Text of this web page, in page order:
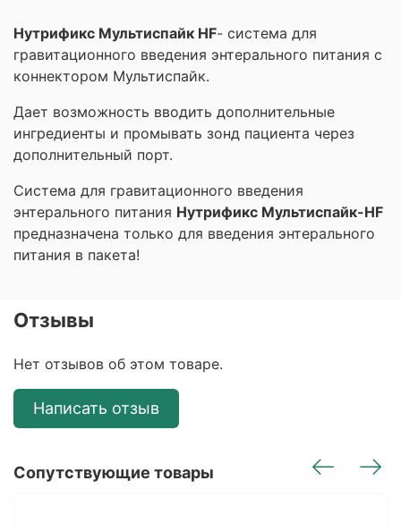
Нутрификс Мультиспайк HF- система для
гравитационного введения энтерального питания с
коннектором Мультиспайк.
Дает возможность вводить дополнительные
ингредиенты и промывать зонд пациента через
дополнительный порт.
Система для гравитационного введения
энтерального питания Нутрификс Мультиспайк-HF
предназначена только для введения энтерального
питания в пакета!
Отзывы
Нет отзывов об этом товаре.
Написать отзыв
Сопутствующие товары